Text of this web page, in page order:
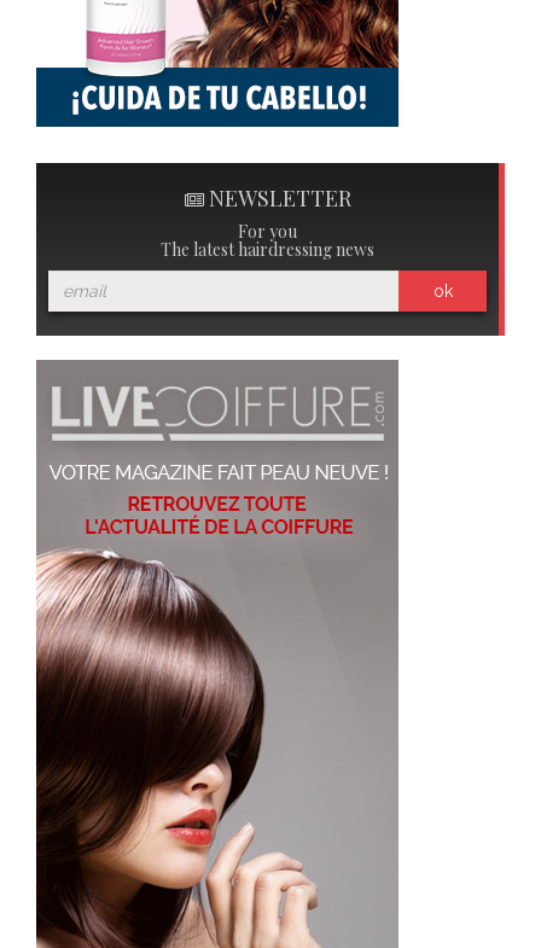
NEWSLETTER
For you
The latest hairdressing news
ok